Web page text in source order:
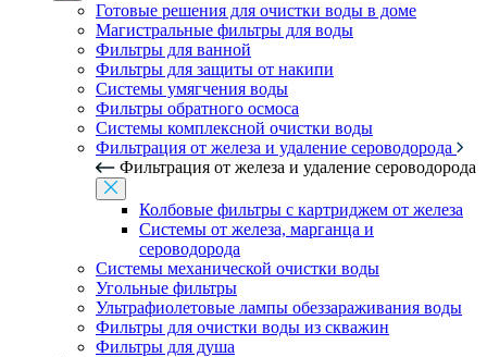
Готовые решения для очистки воды в доме
Магистральные фильтры для воды
Фильтры для ванной
Фильтры для защиты от накипи
Системы умягчения воды
Фильтры обратного осмоса
Системы комплексной очистки воды
Фильтрация от железа и удаление сероводорода
Фильтрация от железа и удаление сероводорода
Колбовые фильтры с картриджем от железа
Системы от железа, марганца и
сероводорода
Системы механической очистки воды
Угольные фильтры
Ультрафиолетовые лампы обеззараживания воды
Фильтры для очистки воды из скважин
Фильтры для душа